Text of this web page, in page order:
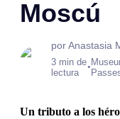
Moscú
por Anastasia
3 min de
lectura
•
Un tributo a los